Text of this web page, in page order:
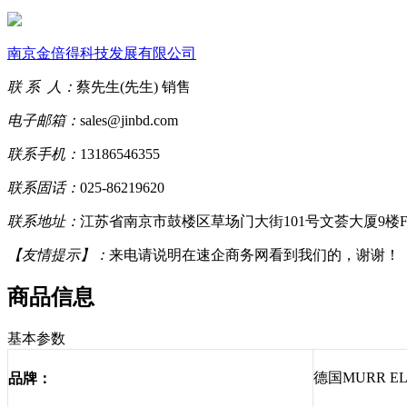
南京金倍得科技发展有限公司
联 系 人： 蔡先生(先生) 销售
电子邮箱： sales@jinbd.com
联系手机： 13186546355
联系固话： 025-86219620
联系地址： 江苏省南京市鼓楼区草场门大街101号文荟大厦9楼
【友情提示】： 来电请说明在速企商务网看到我们的，谢谢！
商品信息
基本参数
品牌： 德国MURR